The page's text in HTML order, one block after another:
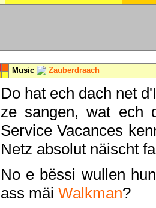
Music Zauberdraach
Do hat ech dach net
ze sangen, wat ech
Service Vacances
Netz absolut näischt
No e bëssi wullen
ass mäi Walkman?